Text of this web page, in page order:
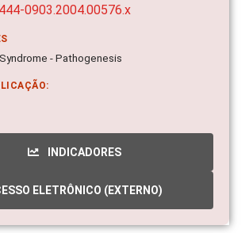
fonte
0903.2004.00576.x
- Pathogenesis
INDICADORES
ELETRÔNICO (EXTERNO)